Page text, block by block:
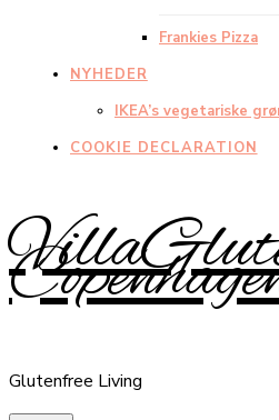
Frankies Pizza
NYHEDER
IKEA’s vegetariske
COOKIE DECLARATION
Glutenfree Living